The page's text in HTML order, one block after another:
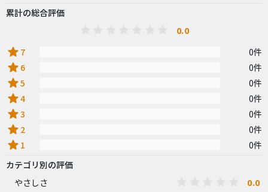
累計の総合評価
0.0
star 7 0件
star 6 0件
star5 0件
star4 0件
star3 0件
star 2 0件
star 1
0件
カテゴリ別の評価
やさしさ
0.0